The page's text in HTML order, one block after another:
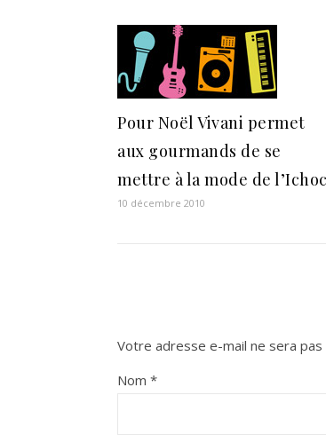
Pour Noël Vivani permet
aux gourmands de se
mettre à la mode de l’Ichoc
10 décembre 2010
Votre adresse e-mail ne sera pas
Nom *